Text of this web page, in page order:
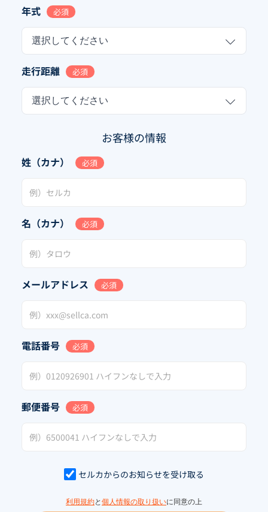
年式 必須
選択してください
走行距離 必須
選択してください
お客様の情報
姓（カナ） 必須
名（カナ） 必須
メールアドレス 必須
電話番号 必須
郵便番号 必須
セルカからのお知らせを受け取る
利用規約と 個人情報の取り扱いに同意の上